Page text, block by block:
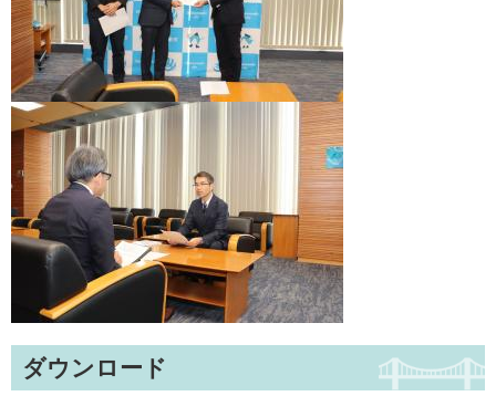
ダウンロード